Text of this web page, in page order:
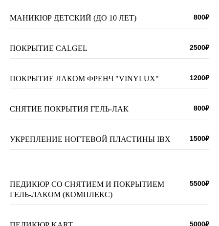
МАНИКЮР ДЕТСКИЙ (ДО 10 ЛЕТ) 800₽
ПОКРЫТИЕ CALGEL 2500₽
ПОКРЫТИЕ ЛАКОМ ФРЕНЧ "VINYLUX" 1200₽
СНЯТИЕ ПОКРЫТИЯ ГЕЛЬ-ЛАК 800₽
УКРЕПЛЕНИЕ НОГТЕВОЙ ПЛАСТИНЫ IBX 1500₽
ПЕДИКЮР СО СНЯТИЕМ И ПОКРЫТИЕМ
ГЕЛЬ-ЛАКОМ (КОМПЛЕКС)
5500₽
5000₽